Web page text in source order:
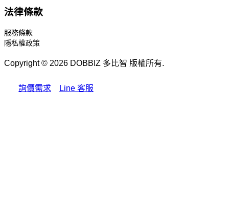
法律條款
服務條款
隱私權政策
Copyright © 2026 DOBBIZ 多比智 版權所有.
詢價需求 Line 客服